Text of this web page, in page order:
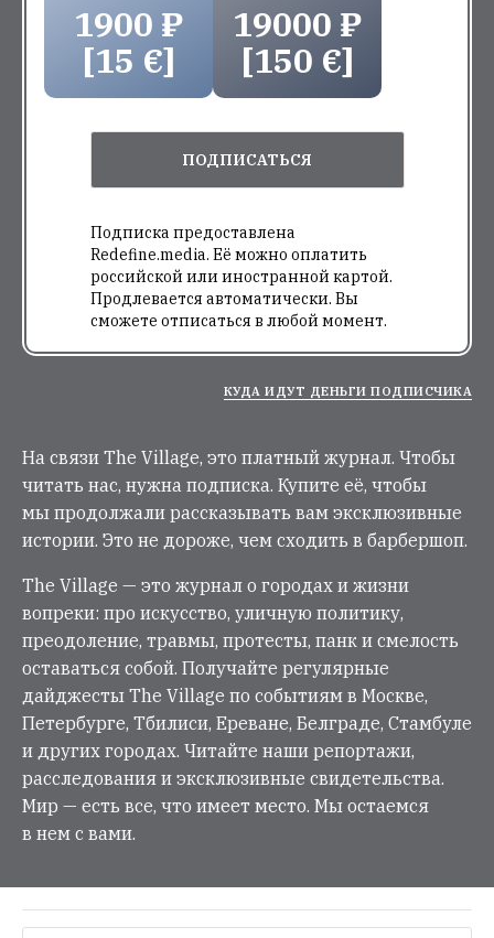
1900 ₽
[15 €]
19000 ₽
[150 €]
ПОДПИСАТЬСЯ
Подписка предоставлена
Redefine.media. Её можно оплатить
российской или иностранной картой.
Продлевается автоматически. Вы
сможете отписаться в любой момент.
КУДА ИДУТ ДЕНЬГИ ПОДПИСЧИКА
На связи The Village, это платный журнал. Чтобы
читать нас, нужна подписка. Купите её, чтобы
мы продолжали рассказывать вам эксклюзивные
истории. Это не дороже, чем сходить в барбершоп.
The Village — это журнал о городах и жизни
вопреки: про искусство, уличную политику,
преодоление, травмы, протесты, панк и смелость
оставаться собой. Получайте регулярные
дайджесты The Village по событиям в Москве,
Петербурге, Тбилиси, Ереване, Белграде, Стамбуле
и других городах. Читайте наши репортажи,
расследования и эксклюзивные свидетельства.
Мир — есть все, что имеет место. Мы остаемся
в нем с вами.